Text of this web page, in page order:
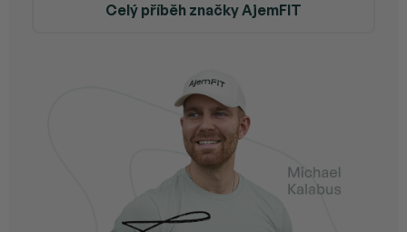
Celý příběh značky AjemFIT